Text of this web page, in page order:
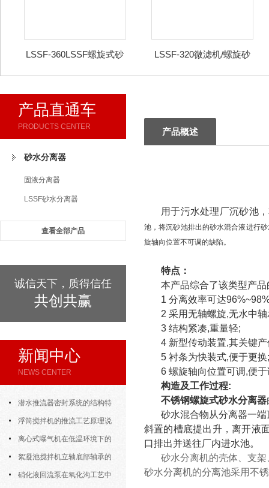
LSSF-360LSSF螺旋式砂
LSSF-320微滤机/螺旋砂
产品直通车
PRODUCTS CENTER
砂水分离器
固液分离器
LSSF砂水分离器
查看全部产品
诚信天下，质得信任
共创共赢
新闻中心
NEWS CENTER
潜水推流器密封系统的结构特
点与渗漏故障处理
浮筒搅拌机的推流工艺原理说
明 离心式曝气机在低温环境下的
运行特性与防冻措施
絮凝池搅拌机立轴底部轴承的
密封防水与免维护设计
硝化液回流泵在氧化沟工艺中
产品概述
用于污水处理厂沉砂池
池，将沉砂池排出的砂水混合液进行
旋轴向位置不可调的缺陷。
特点：
本产品综合了该类型产
1 分离效率可达
2 采用无轴螺旋,无水中
3 结构紧凑,重量轻;
4 新型传动装置,其关键
5 衬条为快装式,便于更换;
6 螺旋轴向位置可调,便
构造及工作过程:
不锈钢螺旋式砂水分离器
砂水混合物从分离器一
斜置的槽底提出升，离开液
口排出并送往厂内进水池。
砂水分离机的壳体、支
砂水分离机的分离池采用不